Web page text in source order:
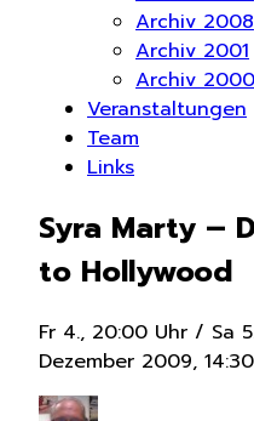
Archiv 2008
Archiv 2001
Archiv 2000
Veranstaltungen
Team
Links
Syra Marty –
to Hollywood
Fr 4., 20:00 Uhr / Sa
Dezember 2009,
Autor
Veröffentlicht